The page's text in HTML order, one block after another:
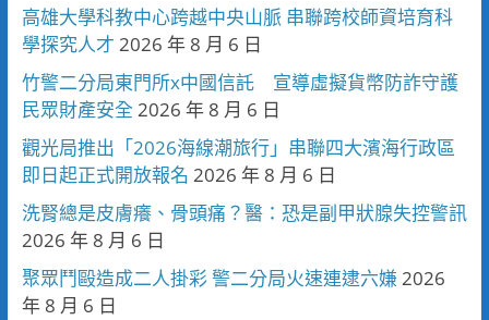
高雄大學科教中心跨越中央山脈 串聯跨校師資培育科
學探究人才 2026 年 8 月 6 日
竹警二分局東門所x中國信託 宣導虛擬貨幣防詐守護
民眾財產安全 2026 年 8 月 6 日
觀光局推出「2026海線潮旅行」串聯四大濱海行政區
即日起正式開放報名 2026 年 8 月 6 日
洗腎總是皮膚癢、骨頭痛？醫：恐是副甲狀腺失控警訊
2026 年 8 月 6 日
聚眾鬥毆造成二人掛彩 警二分局火速連逮六嫌2026
年 8 月 6 日